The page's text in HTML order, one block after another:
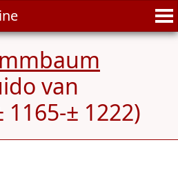
van
± 1222)